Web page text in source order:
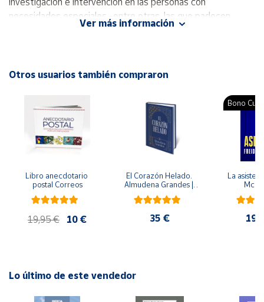
Área
cliente
Ubicación
Península
Baleares
Canarias,
necesidades especiales -entre otras, las que padecen
retraso en el desarrollo, autismo y dificultades para el
Autor: Mucio Romero, Rogelio León Mendoza
Idioma: Español
Ver más información
Otros usuarios también compraron
Libro anecdotario
postal Correos
19,95 € 10 €
El Corazón Helado.
Almudena Grandes |
Edición especial de
lujo | Libro con sello y
35 €
Bono
La
Lo último de este vendedor